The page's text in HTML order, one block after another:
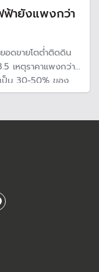
ฟ้ายังแพงกว่า
อดขายโตต่ำติดดิน
เหตุราคาแพงกว่า
ป็น 30-50% ของ
ลนสถานีชาร์จไฟฟ้า